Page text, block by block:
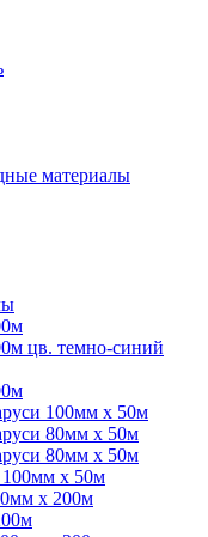
материалы
цв. темно-синий
100мм х 50м
80мм х 50м
80мм х 50м
100мм х 50м
х 200м